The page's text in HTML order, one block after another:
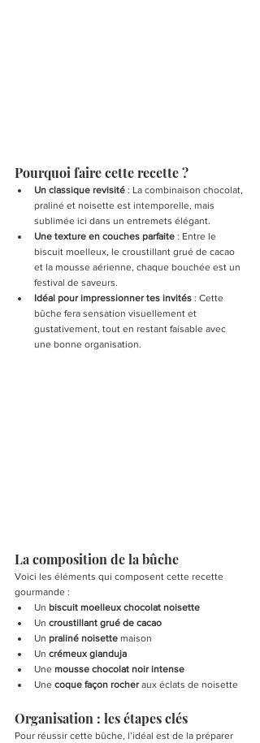
Pourquoi faire cette recette ?
Un classique revisité : La combinaison chocolat,
praliné et noisette est intemporelle, mais
sublimée ici dans un entremets élégant.
Une texture en couches parfaite : Entre le
biscuit moelleux, le croustillant grué de cacao
et la mousse aérienne, chaque bouchée est un
festival de saveurs.
Idéal pour impressionner tes invités : Cette
bûche fera sensation visuellement et
gustativement, tout en restant faisable avec
une bonne organisation.
La composition de la bûche
Voici les éléments qui composent cette recette
gourmande :
Un biscuit moelleux chocolat noisette
Un croustillant grué de cacao
Un praliné noisette maison
Un crémeux gianduja
Une mousse chocolat noir intense
Une coque façon rocher aux éclats de noisette
Organisation : les étapes clés
Pour réussir cette bûche, l’idéal est de la préparer